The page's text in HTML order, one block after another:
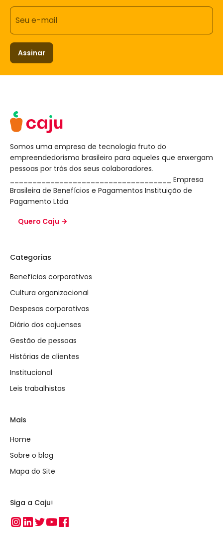
Seu e-mail
Assinar
Somos uma empresa de tecnologia fruto do
empreendedorismo brasileiro para aqueles que enxergam
pessoas por trás dos seus colaboradores.
____________________________________ Empresa
Brasileira de Benefícios e Pagamentos Instituição de
Pagamento Ltda
Quero Caju
Categorias
Benefícios corporativos
Cultura organizacional
Despesas corporativas
Diário dos cajuenses
Gestão de pessoas
Histórias de clientes
Institucional
Leis trabalhistas
Mais
Home
Sobre o blog
Mapa do Site
Siga a Caju!
Instagram
Linkedin
TwitterYoutubeFacebook